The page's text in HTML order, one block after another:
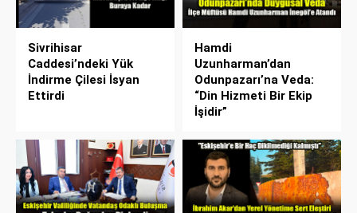
Sivrihisar
Caddesi’ndeki Yük
İndirme Çilesi İsyan
Ettirdi
Hamdi
Uzunharman’dan
Odunpazarı’na Veda:
“Din Hizmeti Bir Ekip
İşidir”